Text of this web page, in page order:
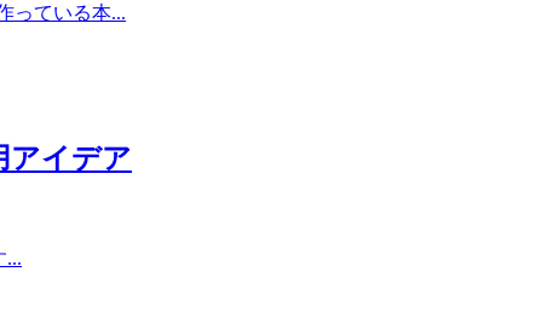
っている本...
アイデア
...